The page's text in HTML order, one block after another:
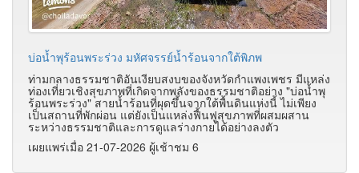
บ่อน้ำพุร้อนพระร่วง มหัศจรรย์น้ำร้อนจากใต้พิภพ
ท่ามกลางธรรมชาติอันเงียบสงบของจังหวัดกำแพงเพชร มีแหล่ง
ท่องเที่ยวเชิงสุขภาพที่เกิดจากพลังของธรรมชาติอย่าง "บ่อน้ำพุ
ร้อนพระร่วง" สายน้ำร้อนที่ผุดขึ้นจากใต้พื้นดินแห่งนี้ ไม่เพียง
เป็นสถานที่พักผ่อน แต่ยังเป็นแหล่งฟื้นฟูสุขภาพที่ผสมผสาน
ระหว่างธรรมชาติและการดูแลร่างกายได้อย่างลงตัว
เผยแพร่เมื่อ 21-07-2026 ผู้เช้าชม 6